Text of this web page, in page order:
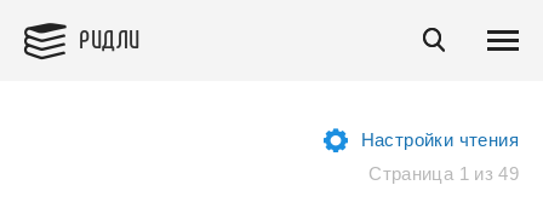
РИДЛИ
Настройки чтения
Страница 1 из 49